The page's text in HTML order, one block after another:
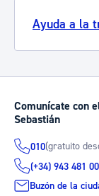
Ayuda a la
Comunícate con
Sebastián
010(gratuito
(+34) 943 481
Buzón de la